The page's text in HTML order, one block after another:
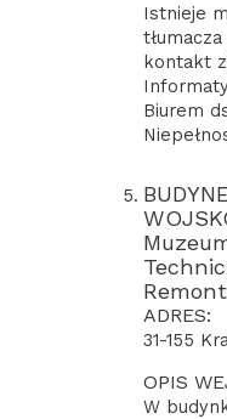
Istnieje
kontakt z
Biurem
ADRES:
31-155
OPIS
W